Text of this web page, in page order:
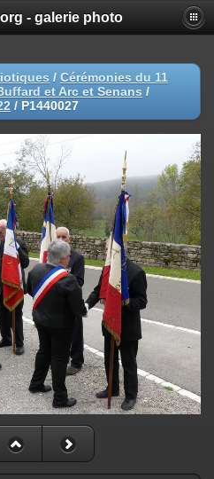
- galerie photo
/ Cérémonies du 11
et Arc et Senans /
/ P1440027